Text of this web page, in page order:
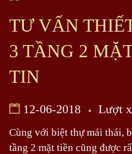
TƯ VẤN
3 TẦNG 2
TIN
12-06-2018 Lượt
Cùng với biệt thự mái thái,
tầng 2 mặt tiền cũng được